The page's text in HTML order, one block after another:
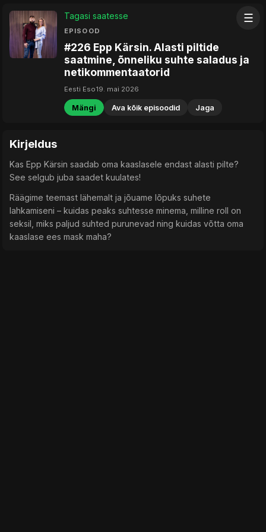
☰
Tagasi saatesse
EPISOOD
#226 Epp Kärsin. Alasti piltide
saatmine, õnneliku suhte saladus ja
netikommentaatorid
Eesti Eso19. mai 2026
Mängi Ava kõik episoodid Jaga
Kirjeldus
Kas Epp Kärsin saadab oma kaaslasele endast alasti pilte?
See selgub juba saadet kuulates!
Räägime teemast lähemalt ja jõuame lõpuks suhete
lahkamiseni – kuidas peaks suhtesse minema, milline roll on
seksil, miks paljud suhted purunevad ning kuidas võtta oma
kaaslase ees mask maha?